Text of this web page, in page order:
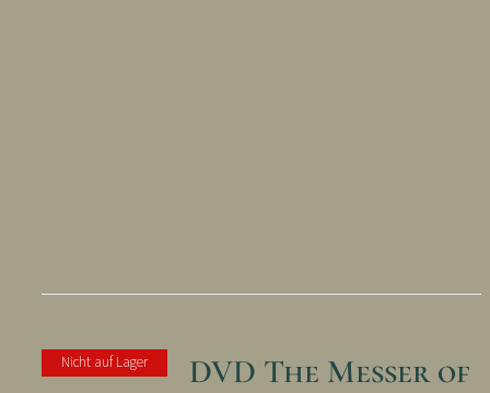
Nicht auf Lager
DVD The Messer of